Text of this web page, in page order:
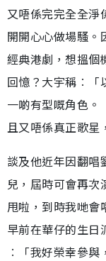
又唔係完完全全淨
開開心心做場騷。
經典港劇，想搵個
回憶？大宇稱︰「
一啲有型嘅角色。
且又唔係真正歌星
談及他近年因翻唱
兒，屆時可會再
甩啦，到時我哋會
早前在華仔的生日
︰「我好榮幸參與